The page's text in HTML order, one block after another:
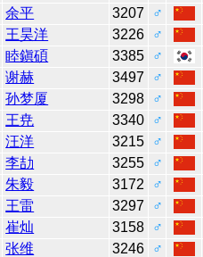
余平 3207
♂
王昊洋 3226
♂
睦鎭碩 3385
♂
谢赫 3497
♂
孙梦厦 3298
♂
王尭 3340
♂
汪洋 3215
♂
李劼 3255
♂
朱毅 3172
♂
王雷 3297
♂
崔灿 3158
♂
张维 3246
♂